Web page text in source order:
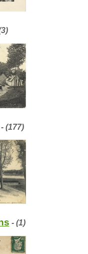
(177)
- (1)